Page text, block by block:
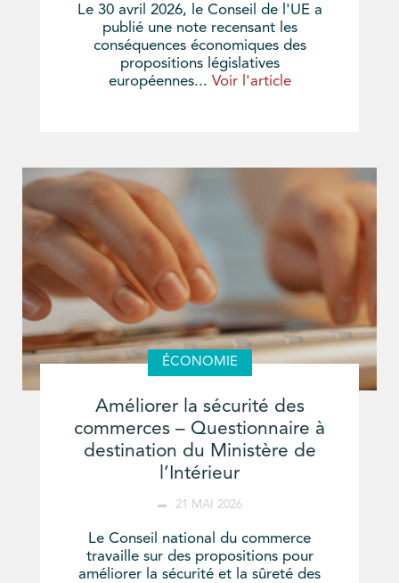
Le 30 avril 2026, le Conseil de l'UE a
publié une note recensant les
conséquences économiques des
propositions législatives
européennes... Voir l'article
ÉCONOMIE
Améliorer la sécurité des
commerces – Questionnaire à
destination du Ministère de
l’Intérieur
21 MAI 2026
Le Conseil national du commerce
travaille sur des propositions pour
améliorer la sécurité et la sûreté des